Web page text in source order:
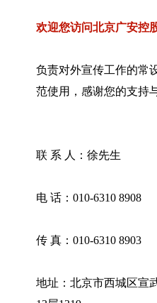
欢迎您访问北京广安控
负责对外宣传工作的常
范使用，感谢您的支持
联 系 人：徐先生
电 话：010-6310 8908
传 真：010-6310 8903
地址：北京市西城区宣